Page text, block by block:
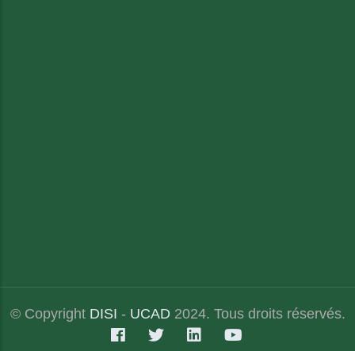
© Copyright DISI - UCAD 2024. Tous droits réservés.